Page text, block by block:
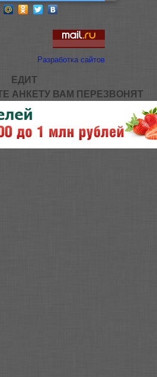
Разработка сайтов
ЕДИТ
АНКЕТУ ВАМ ПЕРЕЗВОНЯТ